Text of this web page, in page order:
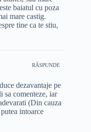
baiatul cu poza
mare castig.
tine ca te stiu,
RĂSPUNDE
dezavantaje pe
comenteze, iar
(Din cauza
intoarce